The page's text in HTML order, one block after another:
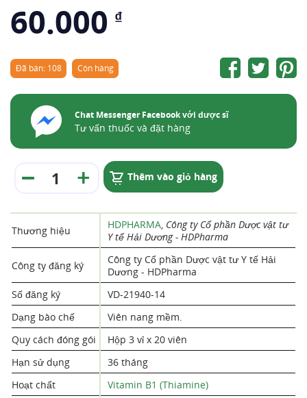
60.000 ₫
Đã bán: 108 Còn hàng
Chat Messenger Facebook với dược sĩ
Tư vấn thuốc và đặt hàng
Thêm vào giỏ hàng
Thương hiệu HDPHARMA, Công ty Cổ phần Dược vật tư
Y tế Hải Dương - HDPharma
Công ty đăng ký
Công ty Cổ phần Dược vật tư Y tế Hải
Dương - HDPharma
Số đăng ký
VD-21940-14
Dạng bào chế
Viên nang mềm.
Quy cách đóng gói
Hộp 3 vỉ x 20 viên
Hạn sử dụng
36 tháng
Hoạt chất
Vitamin B1 (Thiamine)